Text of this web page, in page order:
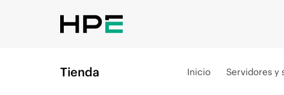
Tienda Inicio Servidores y